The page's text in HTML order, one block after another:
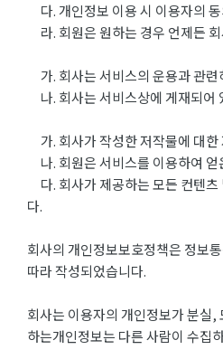
다. 개인정보 이용 시 이용자의
라. 회원은 원하는 경우 언제든
가. 회사는 서비스의 운용과 관
나. 회사는 서비스상에 게재되어
가. 회사가 작성한 저작물에 대
나. 회원은 서비스를 이용하여
다. 회사가 제공하는 모든 컨텐츠
다.
회사의 개인정보보호정책은 정보
따라 작성되었습니다.
회사는 이용자의 개인정보가 분실
하는개인정보는 다른 사람이 수집